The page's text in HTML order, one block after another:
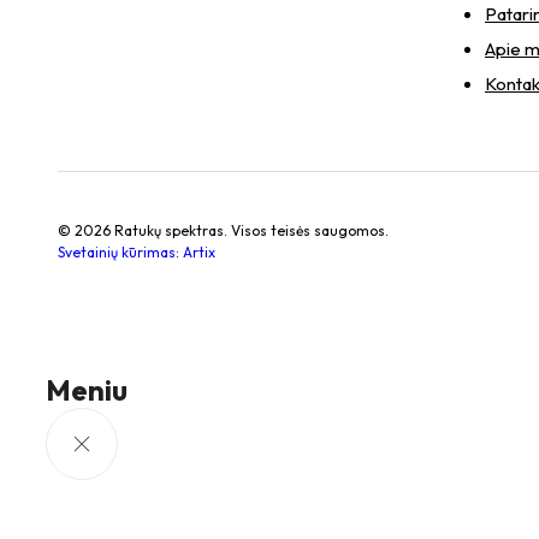
Apie
© 2026 Ratukų spektras. Visos teisės saugomos.
Svetainių kūrimas: Artix
Meniu